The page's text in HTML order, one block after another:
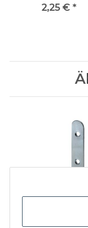
verzinkt
2,25 € *